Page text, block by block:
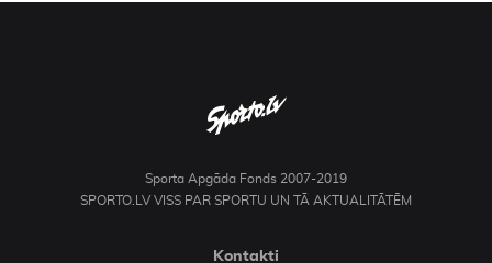
Sporta Apgāda Fonds 2007-2019
SPORTO.LV VISS PAR SPORTU UN TĀ AKTUALITĀTĒM
Kontakti